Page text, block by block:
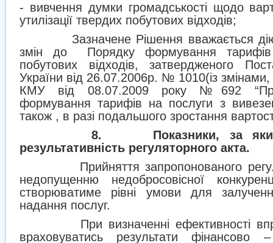
- вивчення думки громадськості щодо
утилізації твердих побутових відходів;
Зазначене Рішення вважається
змін до
Порядку формування
побутових відходів, затвердженого
України від 26.07.2006р. № 1010(із
КМУ від 08.07.2009 року №692 “Про
формування тарифів на послуги з
також , в разі подальшого зростання
8.
Показники, за
результативність регуляторного акта.
Прийняття запропонованого
недопущенню недобросовісної
створюватиме рівні умови для
надання послуг.
При визначенні ефективності
враховуватись результати фінансово –